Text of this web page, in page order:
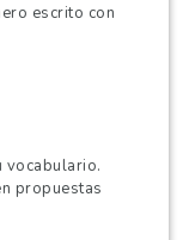
escrito con
vocabulario.
propuestas